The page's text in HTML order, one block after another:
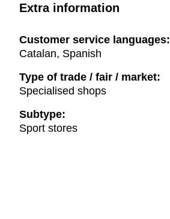
Extra information
Customer service languages:
Catalan, Spanish
Type of trade / fair / market:
Specialised shops
Subtype:
Sport stores